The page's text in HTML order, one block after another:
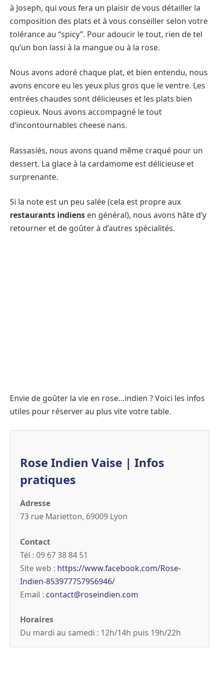
à Joseph, qui vous fera un plaisir de vous détailler la
composition des plats et à vous conseiller selon votre
tolérance au “spicy”. Pour adoucir le tout, rien de tel
qu’un bon lassi à la mangue ou à la rose.
Nous avons adoré chaque plat, et bien entendu, nous
avons encore eu les yeux plus gros que le ventre. Les
entrées chaudes sont délicieuses et les plats bien
copieux. Nous avons accompagné le tout
d’incontournables cheese nans.
Rassasiés, nous avons quand même craqué pour un
dessert. La glace à la cardamome est délicieuse et
surprenante.
Si la note est un peu salée (cela est propre aux
restaurants indiens en général), nous avons hâte d’y
retourner et de goûter à d’autres spécialités.
Envie de goûter la vie en rose…indien ? Voici les infos
utiles pour réserver au plus vite votre table.
Rose Indien Vaise | Infos
pratiques
Adresse
73 rue Marietton, 69009 Lyon
Contact
Tél : 09 67 38 84 51
Site web : https://www.facebook.com/Rose-
Indien-853977757956946/
Email : contact@roseindien.com
Horaires
Du mardi au samedi : 12h/14h puis 19h/22h